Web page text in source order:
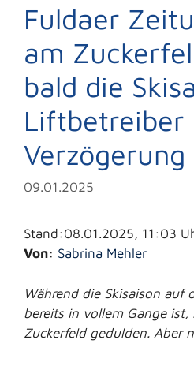
Fuldaer
am
bald die
Liftbetreiber
Verzögerung
09.01.2025
Stand:08.01.2025, 11:03
Von: Sabrina Mehler
Während die Skisaison auf
bereits in vollem Gange ist,
Zuckerfeld gedulden. Aber